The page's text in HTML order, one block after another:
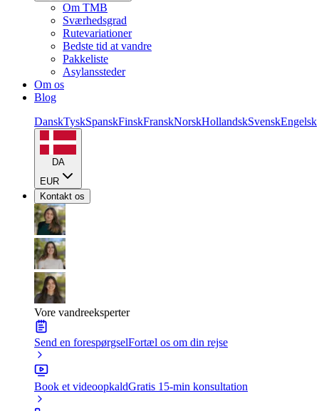
Om TMB
Sværhedsgrad
Rutevariationer
Bedste tid at vandre
Pakkeliste
Asylanssteder
Om os
Blog
DanskTyskSpanskFinskFranskNorskHollandskSvenskEngelsk
DA
EUR
Kontakt os
Vore vandreeksperter
Send en forespørgselFortæl os om din rejse
Book et videoopkaldGratis 15-min konsultation